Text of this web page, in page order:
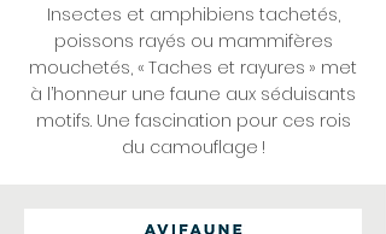
Insectes et amphibiens tachetés,
poissons rayés ou mammifères
mouchetés, « Taches et rayures » met
à l’honneur une faune aux séduisants
motifs. Une fascination pour ces rois
du camouflage !